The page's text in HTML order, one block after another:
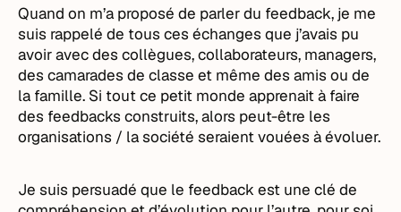
Quand on m’a proposé de parler du feedback, je me
suis rappelé de tous ces échanges que j’avais pu
avoir avec des collègues, collaborateurs, managers,
des camarades de classe et même des amis ou de
la famille. Si tout ce petit monde apprenait à faire
des feedbacks construits, alors peut-être les
organisations / la société seraient vouées à évoluer.
Je suis persuadé que le feedback est une clé de